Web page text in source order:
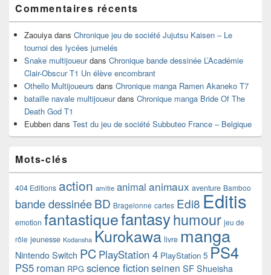
Commentaires récents
Zaouiya dans Chronique jeu de société Jujutsu Kaisen – Le
tournoi des lycées jumelés
Snake multijoueurdans Chronique bande dessinée L’Académie
Clair-Obscur T1 Un élève encombrant
Othello Multijoueurs dans Chronique manga Ramen Akaneko T7
bataille navale multijoueurdans Chronique manga Bride Of The
Death God T1
Eubben dans Test du jeu de société Subbuteo France – Belgique
Mots-clés
404 Editions action amitie animal animaux aventure Bamboo
bande dessinéeBD Bragelonne cartes Edi8 Editis
emotion fantastiquefantasyhumour jeu de
rôle jeunesse Kodansha Kurokawa livre manga
Nintendo Switch PC PlayStation 4 PlayStation 5 PS4
PS5 roman RPG science fictionseinen SF Shueisha